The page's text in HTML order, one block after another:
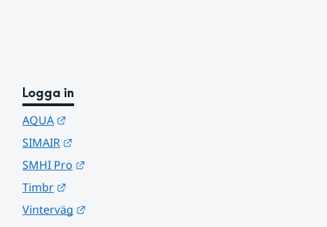
Logga in
AQUA
SIMAIR
SMHI Pro
Timbr
Vinterväg